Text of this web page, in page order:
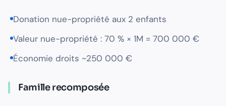
Donation nue-propriété aux 2 enfants
Valeur nue-propriété : 70 % × 1M = 700 000 €
Économie droits ~250 000 €
Famille recomposée